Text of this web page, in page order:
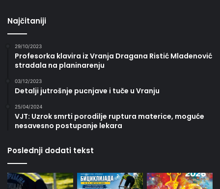
Najčitaniji
29/10/2023
Profesorka klavira iz Vranja Dragana Ristić Mladenović
stradala na planinarenju
03/12/2023
Detalji jutrošnje pucnjave i tuče u Vranju
25/04/2024
VJT: Uzrok smrti porodilje ruptura materice, moguće
nesavesno postupanje lekara
Poslednji dodati tekst